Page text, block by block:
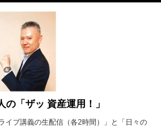
の「ザッ 資産運用！」
イブ講義の生配信（各2時間）」と「日々の